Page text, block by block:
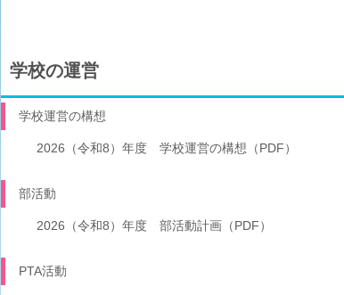
学校の運営
学校運営の構想
2026（令和8）年度 学校運営の構想（PDF）
部活動
2026（令和8）年度 部活動計画（PDF）
PTA活動